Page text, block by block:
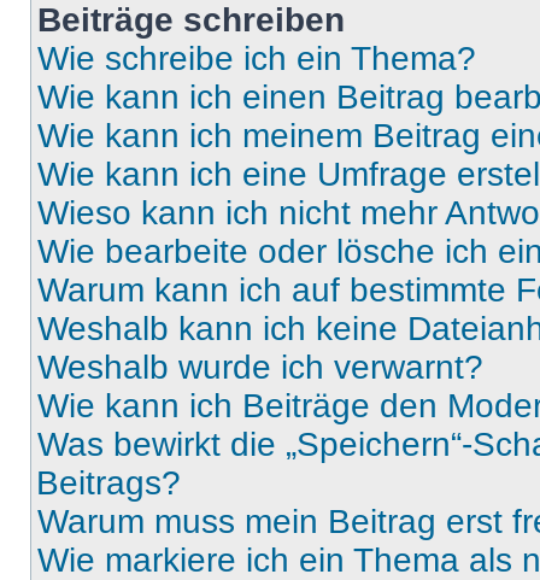
Beiträge schreiben
Wie schreibe ich ein Thema?
Wie kann ich einen Beitrag
Wie kann ich meinem Beitrag
Wie kann ich eine Umfrage
Wieso kann ich nicht mehr
Wie bearbeite oder lösche ich
Warum kann ich auf bestimmte
Weshalb kann ich keine
Weshalb wurde ich verwarnt?
Wie kann ich Beiträge den
Was bewirkt die „Speichern“-
Beitrags?
Warum muss mein Beitrag erst
Wie markiere ich ein Thema als